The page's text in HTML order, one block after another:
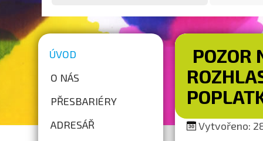
ÚVOD
O NÁS
PŘESBARIÉRY
ADRESÁŘ
POZOR
Vytvořeno: